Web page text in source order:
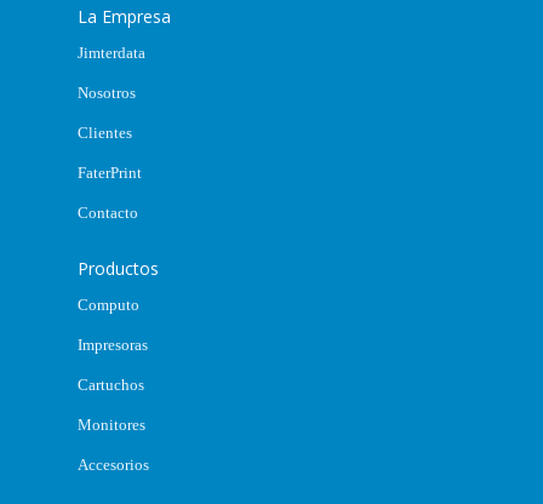
La Empresa
Jimterdata
Nosotros
Clientes
FaterPrint
Contacto
Productos
Computo
Impresoras
Cartuchos
Monitores
Accesorios